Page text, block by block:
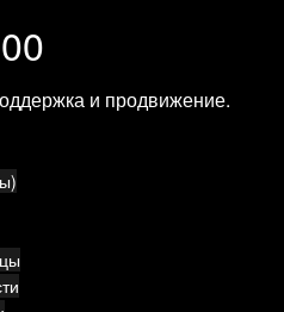
и продвижение.